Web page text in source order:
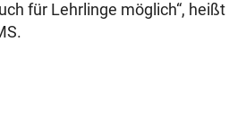
für Lehrlinge möglich“, heißt